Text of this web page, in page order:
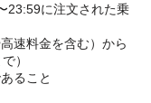
23:59に注文された乗
速料金を含む）から
）
ること